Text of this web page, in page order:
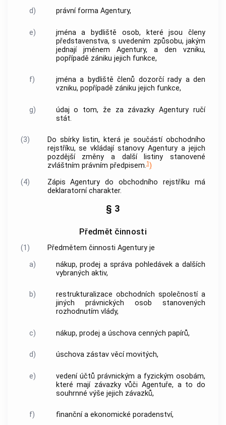
d) právní forma Agentury,
e)
jména a bydliště osob, které jsou členy
představenstva, s uvedením způsobu, jakým
jednají jménem Agentury, a den vzniku,
popřípadě zániku jejich funkce,
f) jména a bydliště členů dozorčí rady a den
vzniku, popřípadě zániku jejich funkce,
g) údaj o tom, že za závazkyAgentury ručí
stát.
(3)
Do sbírky listin, která je součástí obchodního
rejstříku, se vkládají stanovyAgentury a jejich
pozdější změny a další listiny stanovené
zvláštním právním předpisem.1)
(4)
ZápisAgentury do obchodního rejstříku má
deklaratorní charakter.
§ 3
Předmět činnosti
(1) Předmětem činnosti Agenturyje
a)
nákup, prodej a správa pohledávek a dalších
vybraných aktiv,
b)
restrukturalizace obchodních společností a
jiných právnických osob stanovených
rozhodnutím vlády,
c) nákup, prodej a úschova cenných papírů,
d) úschova zástav věcí movitých,
e)
vedení účtů právnickým a fyzickým osobám,
které mají závazky vůčiAgentuře, a to do
souhrnné výše jejich závazků,
f) finanční a ekonomické poradenství,